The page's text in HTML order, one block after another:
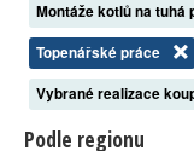
Montáže kotlů na tuhá
Topenářské práce
Vybrané realizace
Podle regionu